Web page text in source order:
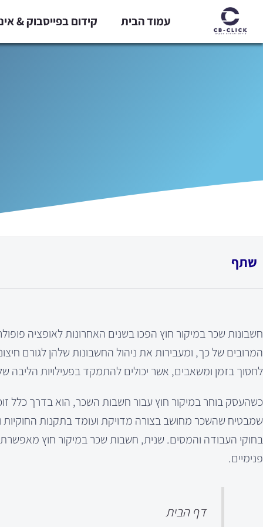
לתוכן
עמוד הבית קידום בפייסבוק &
שתף
חשבונות שכר במיקור חוץ הפכו בשנים האחרונות לאופציה
המרובים של כך, ומעבירות את ניהול החשבונות שלהן לגורם
לחסוך בזמן ומשאבים, אשר יכולים להתמקד בפעילויות הליבה
כשהעסק בוחר במיקור חוץ עבור חשבות השכר, הוא בדרך כלל
שמבטיח שהשכר מחושב בצורה מדויקת ועומד בתקנות החוקיות
בחוקי העבודה והמסים. שנית, חשבות שכר במיקור חוץ
פנימיים.
דף הבית